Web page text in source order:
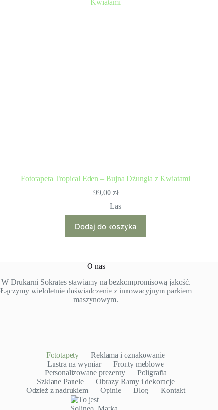
Fototapeta Tropical Eden – Bujna Dżungla z Kwiatami
99,00 zł
Las
Dodaj do koszyka
O nas
W Drukarni Sokrates stawiamy na bezkompromisową jakość.
Łączymy wieloletnie doświadczenie z innowacyjnym parkiem
maszynowym.
Fototapety
Reklama i oznakowanie
Lustra na wymiar
Fronty meblowe
Personalizowane prezenty
Poligrafia
Szklane Panele
Obrazy Ramy i dekoracje
Odzież z nadrukiem
Opinie Blog Kontakt